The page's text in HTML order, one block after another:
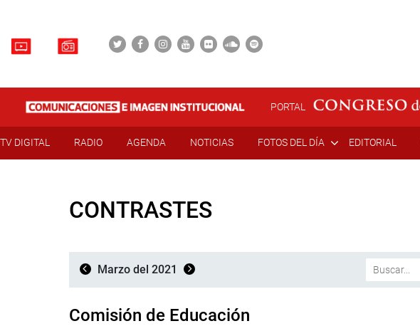
PORTAL
TV DIGITAL RADIO AGENDA NOTICIAS FOTOS DEL DÍA EDITORIAL
CONTRASTES
Marzo del 2021
Comisión de Educación